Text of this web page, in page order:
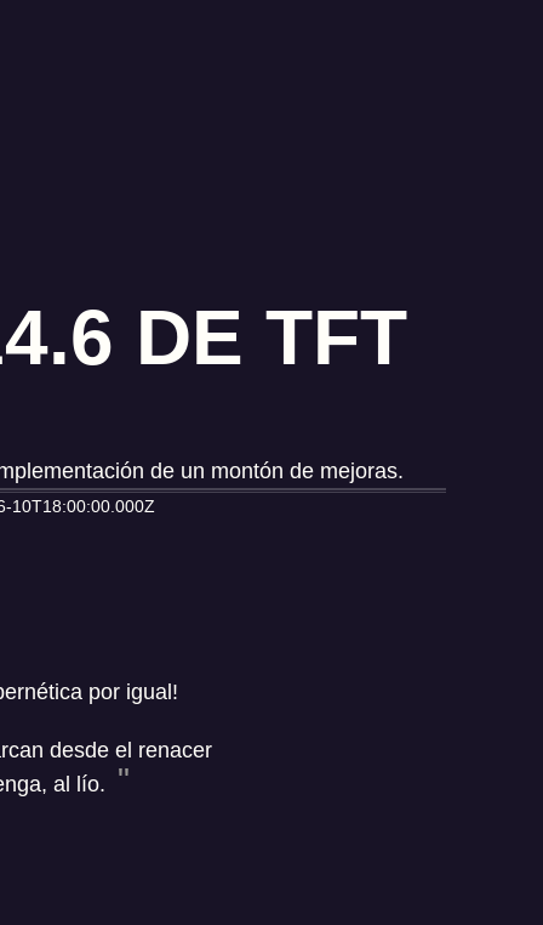
DE TFT
de un montón de mejoras.
10T18:00:00.000Z
por igual!
desde el renacer
al lío.